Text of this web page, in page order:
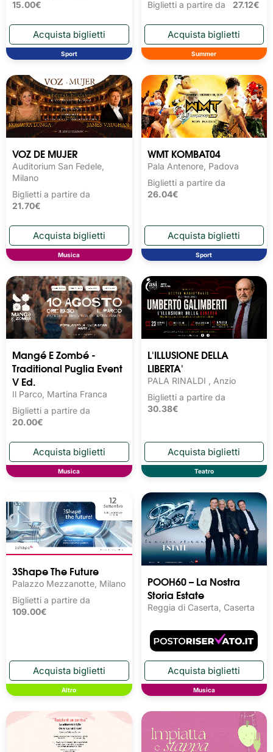
15.00€
Sport
Biglietti a partire da 27.12€
Summer
VOZ DE MUJER
Auditorium San Fedele,
Milano
Biglietti a partire da
21.70€
Musica
WMT KOMBAT04
Pala Antenore, Padova
Biglietti a partire da
26.04€
Sport
Mangé E Zombé -
Traditional Puglia Event
V Ed.
Il Parco, Martina Franca
Biglietti a partire da
20.00€
Musica
L'ILLUSIONE DELLA
LIBERTA'
PALA RINALDI , Anzio
Biglietti a partire da
30.38€
Teatro
3Shape The Future
Palazzo Mezzanotte, Milano
Biglietti a partire da
109.00€
Altro
POOH60 – La Nostra
Storia Estate
Reggia di Caserta, Caserta
Musica